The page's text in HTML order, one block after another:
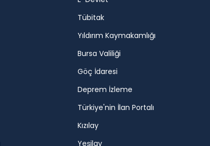
Tübitak
Yıldırım Kaymakamlığı
Bursa Valiliği
Göç İdaresi
Deprem İzleme
Türkiye'nin İlan Portalı
Kızılay
Yeşilay